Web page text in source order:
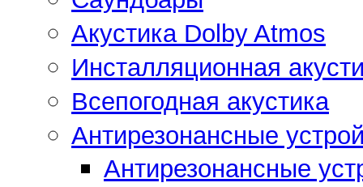
Акустика Dolby Atmos
Инсталляционная
Всепогодная акустика
Антирезонансные
Антирезонансные